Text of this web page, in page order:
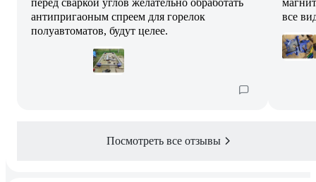
антипригаоным спреем для горелок
полуавтоматов, будут целее.
все
Посмотреть все отзывы